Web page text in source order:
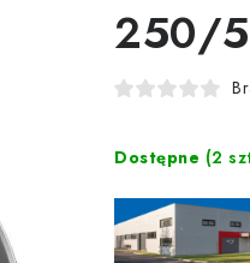
250/
Dostępne (2